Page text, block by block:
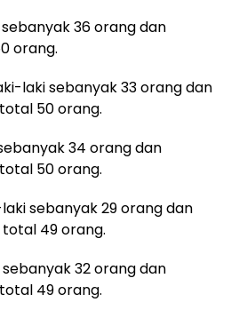
sebanyak 36 orang dan
orang.
laki sebanyak 33 orang dan
50 orang.
34 orang dan
50 orang.
sebanyak 29 orang dan
49 orang.
sebanyak 32 orang dan
49 orang.